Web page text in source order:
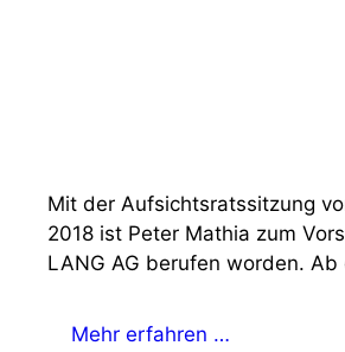
Mit der Aufsichtsratssitzung
2018 ist Peter Mathia zum
LANG AG berufen worden. Ab
Mehr erfahren …